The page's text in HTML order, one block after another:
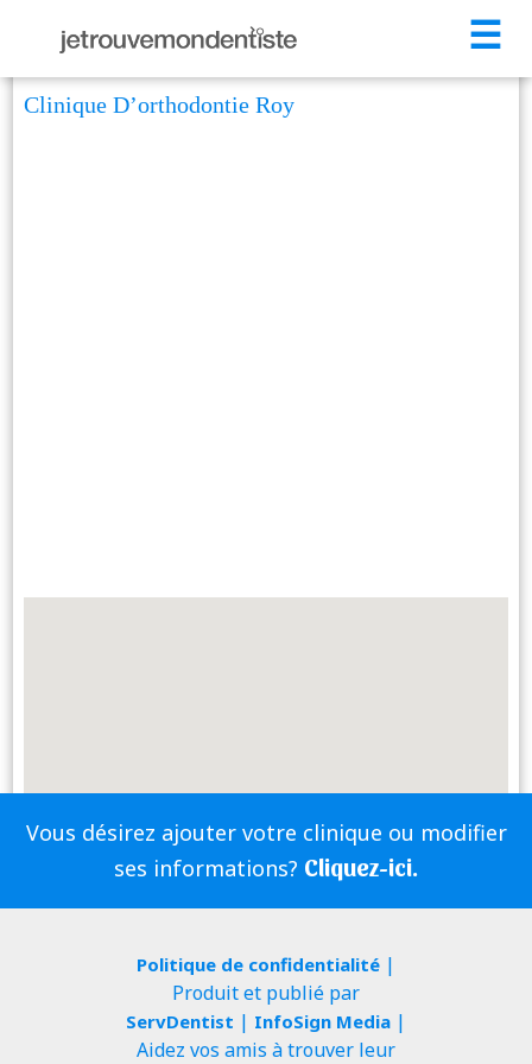
☰
Clinique D’orthodontie Roy
Vous désirez ajouter votre clinique ou modifier
ses informations? Cliquez-ici.
Politique de confidentialité|
Produit et publié par
ServDentist | InfoSign Media|
Aidez vos amis à trouver leur